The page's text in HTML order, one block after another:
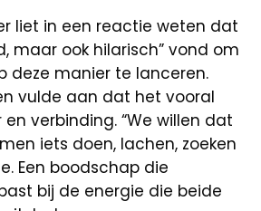
liet in een reactie weten dat
maar ook hilarisch” vond om
deze manier te lanceren.
vulde aan dat het vooral
verbinding. “We willen dat
iets doen, lachen, zoeken
Een boodschap die
bij de energie die beide